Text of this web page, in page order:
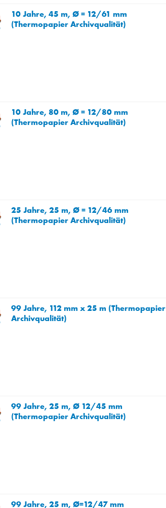
10 Jahre, 45 m, Ø = 12/61 mm
(Thermopapier Archivqualität)
10 Jahre, 80 m, Ø = 12/80 mm
(Thermopapier Archivqualität)
25 Jahre, 25 m, Ø = 12/46 mm
(Thermopapier Archivqualität)
99 Jahre, 112 mm x 25 m (Thermopapier
Archivqualität)
99 Jahre, 25 m, Ø 12/45 mm
(Thermopapier Archivqualität)
99 Jahre, 25 m, Ø=12/47 mm